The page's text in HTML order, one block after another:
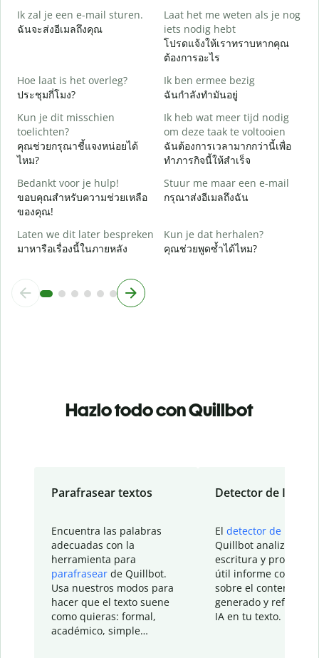
Ik zal je een e-mail sturen.
ฉันจะส่งอีเมลถึงคุณ
Laat het me weten als je nog
iets nodig hebt
โปรดแจ้งให้เราทราบหากคุณ
ต้องการอะไร
Hoe laat is het overleg?
ประชุมกี่โมง?
Ik ben ermee bezig
ฉันกำลังทำมันอยู่
Kun je dit misschien
toelichten?
คุณช่วยกรุณาชี้แจงหน่อยได้
ไหม?
Ik heb wat meer tijd nodig
om deze taak te voltooien
ฉันต้องการเวลามากกว่านี้เพื่อ
ทำภารกิจนี้ให้สำเร็จ
Bedankt voor je hulp!
ขอบคุณสำหรับความช่วยเหลือ
ของคุณ!
Stuur me maar een e-mail
กรุณาส่งอีเมลถึงฉัน
Laten we dit later bespreken
มาหารือเรื่องนี้ในภายหลัง
Kun je dat herhalen?
คุณช่วยพูดซ้ำได้ไหม?
Hazlo todo con Quillbot
Parafrasear textos
Encuentra las palabras
adecuadas con la
herramienta para
parafrasear de Quillbot.
Usa nuestros modos para
hacer que el texto suene
como quieras: formal,
académico, simple…
Detector de IA
El detector de IA
Quillbot analiza tu
escritura y
útil informe con
sobre el contenido
generado y refinado
IA en tu texto.